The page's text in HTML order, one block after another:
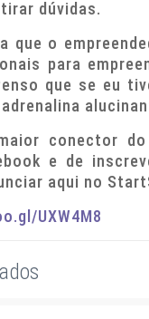
dúvidas.
que o
para
que se eu
conector
e de
aqui no
UXW4M8